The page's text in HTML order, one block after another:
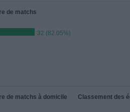
de matchs
32 (82,05%)
de matchs à domicile Classement des